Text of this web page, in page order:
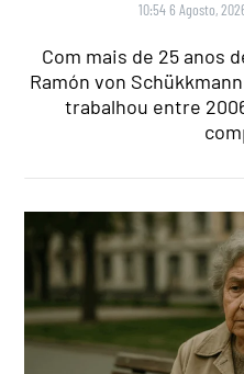
10:54 6 Agosto,
Com mais de 25 anos
Ramón von
trabalhou entre